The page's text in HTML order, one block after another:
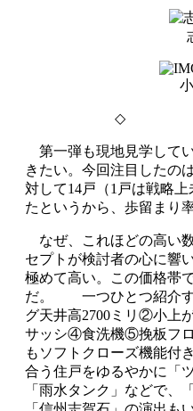
◇
第一弾も現地見学して
きたい。今回注目したの
対して14戸（1 戸は戦略
たというから、歩留まり
なぜ、これほどの高い
セプトが検討者の心に響
極めて高い。この価格帯
だ。 一つひとつ紹介
グ天井高2700 ミリ②小上
サッシ④食洗機⑤挽板フ
もソフトクローズ機能
合う住戸をゆるやかに「
「雨水タンク」などで、「